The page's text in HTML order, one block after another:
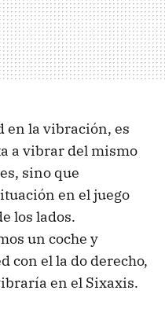
en la vibración, es
a vibrar del mismo
sino que
en el juego
los lados.
un coche y
con el la do derecho,
en el Sixaxis.